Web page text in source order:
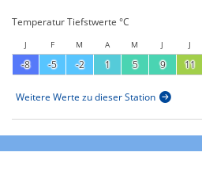
Temperatur Tiefstwerte °C
J F M A M J J
-8 -5 -2 1 5 9 11
Weitere Werte zu dieser Station